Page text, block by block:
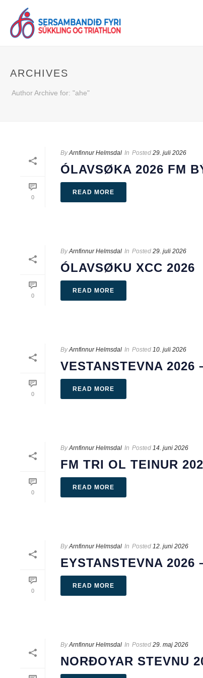
ARCHIVES
Author Archive for: "ahe"
0
By Arnfinnur Helmsdal In Posted 29. juli 2026
ÓLAVSØKA 2026 FM
READ MORE
0
By Arnfinnur Helmsdal In Posted 29. juli 2026
ÓLAVSØKU XCC 2026
READ MORE
0
By Arnfinnur Helmsdal In Posted 10. juli 2026
VESTANSTEVNA 2026
READ MORE
0
By Arnfinnur Helmsdal In Posted 14. juni 2026
FM TRI OL TEINUR
READ MORE
0
By Arnfinnur Helmsdal In Posted 12. juni 2026
EYSTANSTEVNA 2026
READ MORE
By Arnfinnur Helmsdal In Posted 29. maj 2026
NORÐOYAR STEVNU